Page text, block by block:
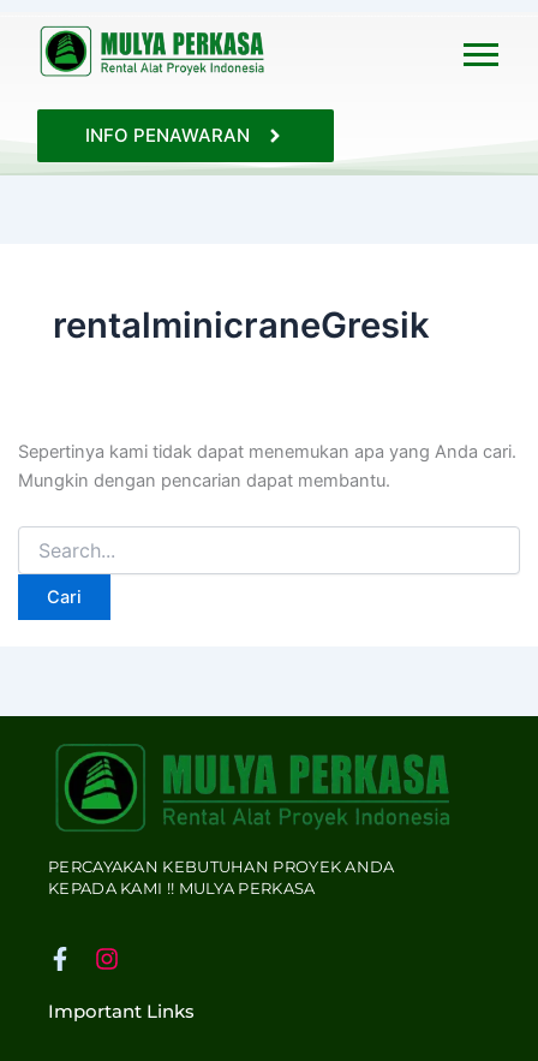
INFO PENAWARAN
rentalminicraneGresik
Sepertinya kami tidak dapat menemukan apa yang Anda cari.
Mungkin dengan pencarian dapat membantu.
Cari
untuk:
PERCAYAKAN KEBUTUHAN PROYEK ANDA
KEPADA KAMI !! MULYA PERKASA
F
c
I
s
Important Links